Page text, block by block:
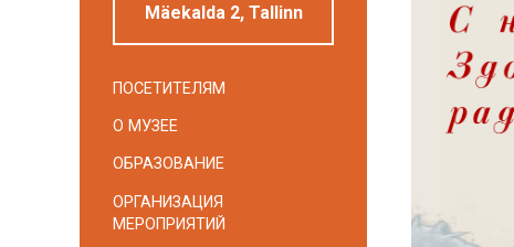
Mäekalda 2, Tallinn
ПОСЕТИТЕЛЯМ
О МУЗЕЕ
ОБРАЗОВАНИЕ
ОРГАНИЗАЦИЯ
МЕРОПРИЯТИЙ